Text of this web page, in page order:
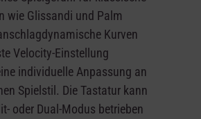
wie Glissandi und Palm
Kurven
Velocity-Einstellung
individuelle Anpassung an
Spielstil. Die Tastatur kann
oder Dual-Modus betrieben